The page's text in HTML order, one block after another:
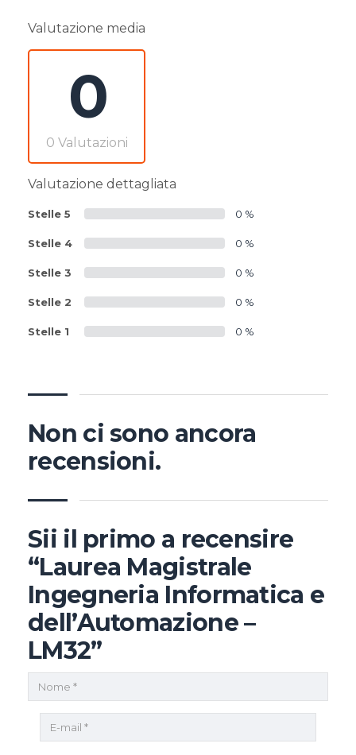
Valutazione media
0
0 Valutazioni
Valutazione dettagliata
Stelle 5 0 %
Stelle 4 0 %
Stelle 3 0 %
Stelle 2 0 %
Stelle 1 0 %
Non ci sono ancora
recensioni.
Sii il primo a recensire
“Laurea Magistrale
Ingegneria Informatica e
dell’Automazione –
LM32”